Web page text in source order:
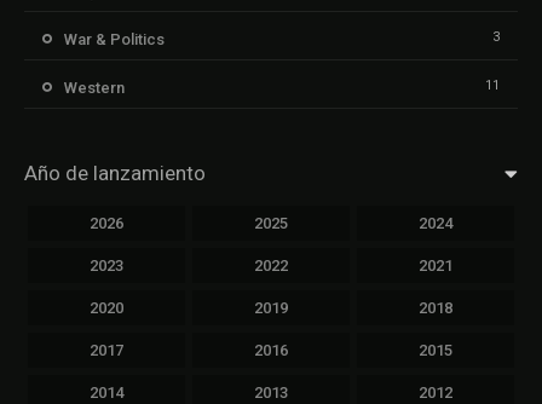
War & Politics 3
Western 11
Año de lanzamiento
2026 2025 2024
2023 2022 2021
2020 2019 2018
2017 2016 2015
2014 2013 2012